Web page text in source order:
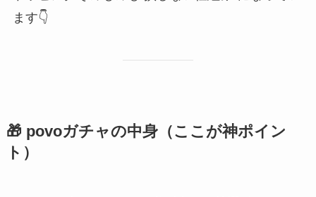
ます👇
🎁 povoガチャの中身（ここが神ポイン
ト）